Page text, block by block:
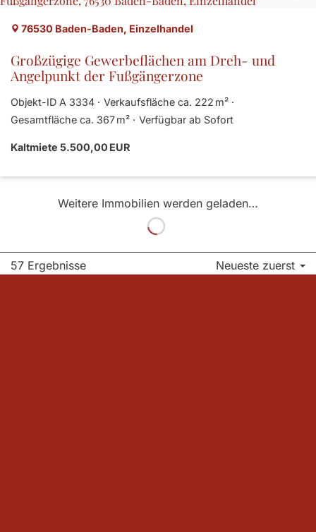
76530 Baden-Baden, Einzelhandel
Großzügige Gewerbeflächen am Dreh- und
Angelpunkt der Fußgängerzone
Objekt-ID A 3334
Verkaufsfläche ca. 222 m²
Gesamtfläche ca. 367 m²
Verfügbar ab Sofort
Kaltmiete 5.500,00 EUR
Weitere Immobilien werden geladen…
57 Ergebnisse Neueste zuerst